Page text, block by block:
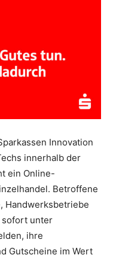
Innovation
innerhalb der
ein Online-
Betroffene
Handwerksbetriebe
sofort unter
ihre
Gutscheine im Wert